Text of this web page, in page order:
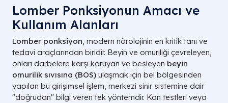
Lomber Ponksiyonun Amacı ve
Kullanım Alanları
Lomber ponksiyon, modern nörolojinin en kritik tanı ve
tedavi araçlarından biridir. Beyin ve omuriliği çevreleyen,
onları darbelere karşı koruyan ve besleyen beyin
omurilik sıvısına (BOS) ulaşmak için bel bölgesinden
yapılan bu girişimsel işlem, merkezi sinir sistemine dair
"doğrudan" bilgi veren tek yöntemdir. Kan testleri veya